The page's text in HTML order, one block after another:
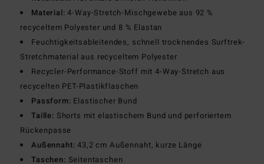
Material: 4-Way-Stretch-Mischgewebe aus 92 %
recyceltem Polyester und 8 % Elastan
Feuchtigkeitsableitendes, schnell trocknendes Surftrek-
Stretchmaterial aus recyceltem Polyester
Recycler-Performance-Stoff mit 4-Way-Stretch aus
recycelten PET-Plastikflaschen
Passform: Elastischer Bund
Taille: Shorts mit elastischem Bund und perforiertem
Rückenpasse
Außennaht: 43,2 cm Außennaht, kurze Länge
Taschen: Seitentaschen